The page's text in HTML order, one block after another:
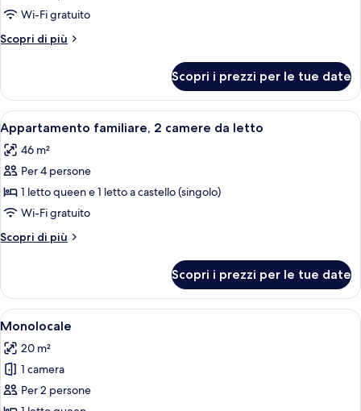
Appartamento
Deluxe,
1
da
letto
Wi-Fi gratuito
Scopri di più
Altri
Deluxe,
camera
da
letto
Scopri i prezzi per le tue date
Apri
tutte
le
foto
per
Appartamento
familiare,
2
da
letto
Una cucina moderna con mobili
7
Appartamento familiare, 2 camere da letto
46 m²
Per 4 persone
1 letto queen e 1 letto a castello (singolo)
Wi-Fi gratuito
Scopri di più
Altri
familiare,
camere
letto
Scopri i prezzi per le tue date
Apri
tutte
le
foto
per
Una camera d'hotel moderna con
6
Monolocale
20 m²
1 camera
Per 2 persone